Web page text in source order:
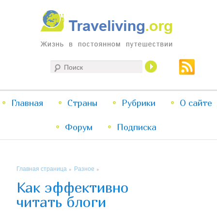
Traveliving
Жизнь в постоянном путешествии
меню
Перейти
к
Перейти
к
Главная Страны Рубрики О сайте
Форум Подписка
Главная страница » Разное »
Как эффективно
читать блоги